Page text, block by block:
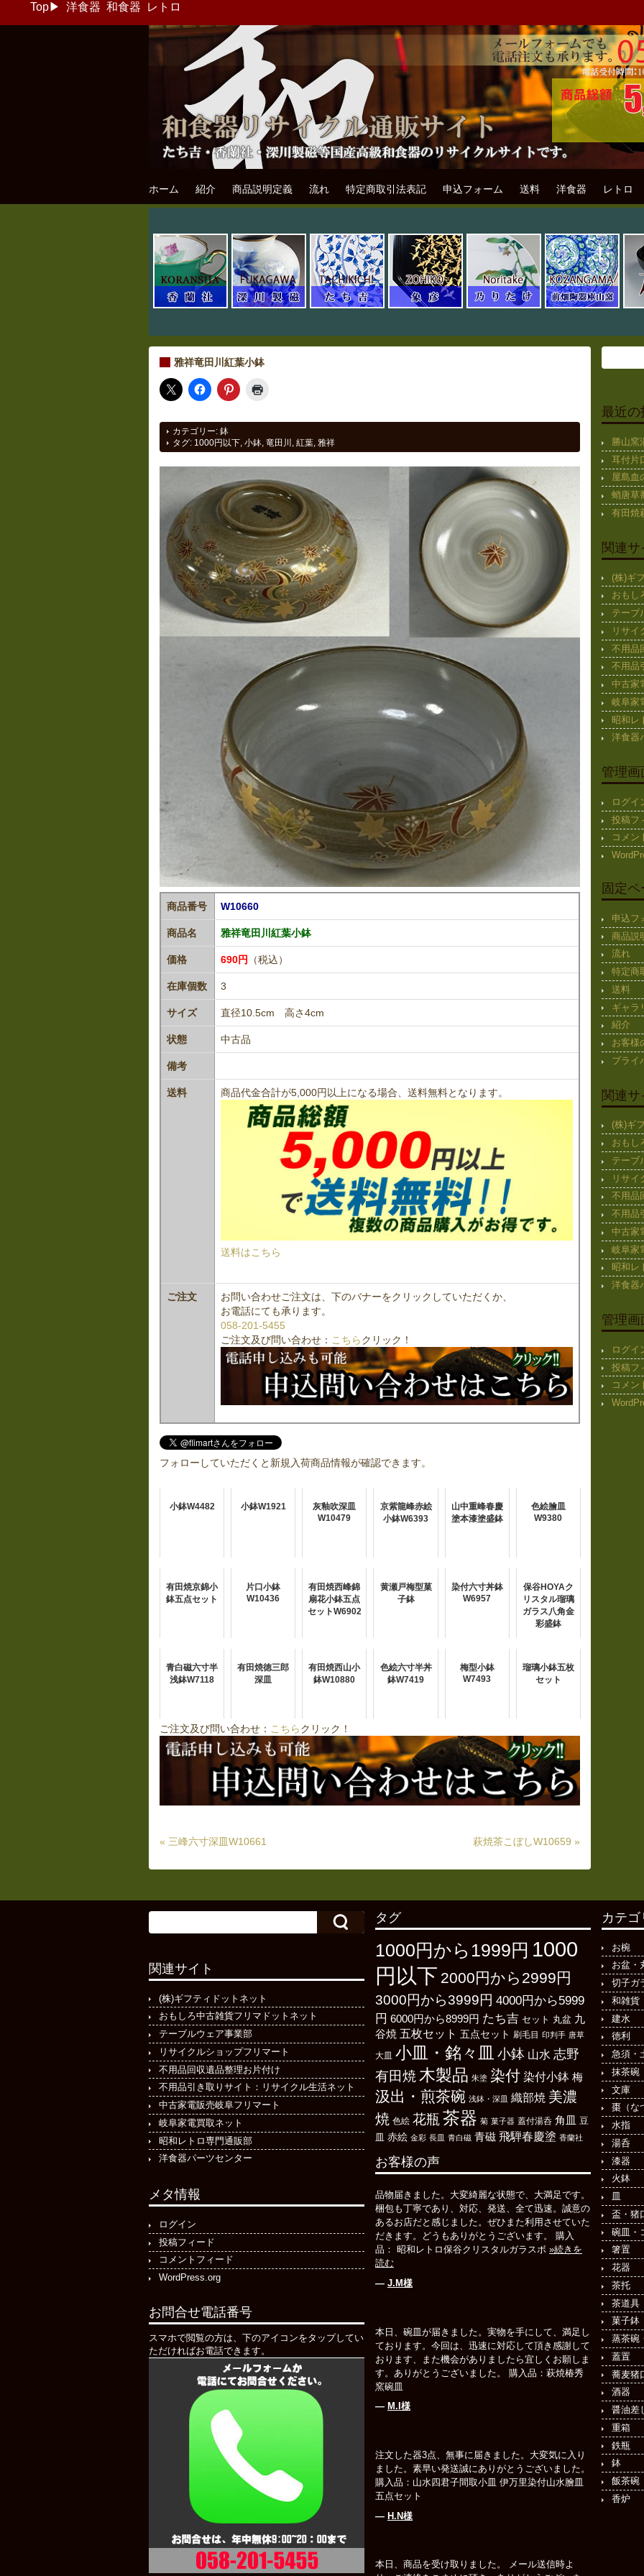
Top▶ 洋食器 和食器 レトロ
和食器リサイクル通販専門店フリマート
たち吉・香蘭社・深川製磁等の和食器リサイクル通販サイトです。
ホーム 紹介 商品説明定義 流れ 特定商取引法表記 申込フォーム 送料 洋食器 レトロ
雅祥竜田川紅葉小鉢
カテゴリー: 鉢
タグ: 1000円以下 小鉢 竜田川 紅葉 雅祥
商品番号 W10660
商品名 雅祥竜田川紅葉小鉢
価格 690円 （税込）
在庫個数 3
サイズ 直径10.5cm 高さ4cm
状態 中古品
備考
送料 商品代金合計が5,000円以上になる場合、送料無料となります。
送料はこちら
ご注文
お問い合わせご注文は、下のバナーをクリックしていただくか、
お電話にても承ります。
058-201-5455
ご注文及び問い合わせ： こちらクリック！
フォローしていただくと新規入荷商品情報が確認できます。
小鉢W4482 小鉢W1921
灰釉吹深皿
W10479
京紫龍峰赤絵
小鉢W6393
山中重峰春慶
塗本漆塗盛鉢
色絵膾皿
W9380
有田焼京錦小
鉢五点セット
片口小鉢
W10436
有田焼西峰錦
扇花小鉢五点
セットW6902
黄瀬戸梅型菓
子鉢
染付六寸丼鉢
W6957
保谷HOYAク
リスタル瑠璃
ガラス八角金
彩盛鉢
青白磁六寸半
浅鉢W7118
有田焼徳三郎
深皿
有田焼西山小
鉢W10880
色絵六寸半丼
鉢W7419
梅型小鉢
W7493
瑠璃小鉢五枚
セット
ご注文及び問い合わせ： こちらクリック！
« 三峰六寸深皿W10661 萩焼茶こぼしW10659 »
最近の
勝山窯
耳付片
屋島血
蛸唐草
有田焼
関連サ
(株)ギ
おもし
テーブ
リサイ
不用品
不用品
中古家
岐阜家
昭和レ
洋食器
管理画
ログイ
投稿フ
コメン
固定
申込フ
商品説
流れ
特定商
送料
ギャラ
紹介
お客様
プライ
関連サ
(株)ギ
おもし
テーブ
リサイ
不用品
不用品
中古家
岐阜家
昭和レ
洋食器
管理画
ログイ
投稿フ
コメン
タグ
1000円から1999円 1000
円以下 2000円から2999円
3000円から3999円 4000円から5999
円 6000円から8999円 たち吉 セット 丸盆 九
谷焼 五枚セット 五点セット 刷毛目 印判手 唐草
大皿 小皿・銘々皿 小鉢 山水 志野
有田焼 木製品 朱塗 染付 染付小鉢 梅
汲出・煎茶碗 浅鉢・深皿 織部焼 美濃
焼 色絵 花瓶 茶器 菊 菓子器 蓋付湯呑 角皿 豆
皿 赤絵 金彩 長皿 青白磁 青磁 飛騨春慶塗 香蘭社
カテゴ
お椀
お盆・
切子ガ
和雑貨
建水
徳利
急須・
抹茶碗
文庫
棗（な
水指
湯呑
漆器
火鉢
皿
盃・猪
碗皿・
箸置
花器
茶托
茶道具
菓子鉢
蒸茶碗
蓋置
蕎麦猪
酒器
醤油差
重箱
鉄瓶
鉢
飯茶碗
香炉
関連サイト
(株)ギフティドットネット
おもしろ中古雑貨フリマドットネット
テーブルウェア事業部
リサイクルショップフリマート
不用品回収遺品整理お片付け
不用品引き取りサイト：リサイクル生活ネット
中古家電販売岐阜フリマート
岐阜家電買取ネット
昭和レトロ専門通販部
洋食器パーツセンター
お客様の声
品物届きました。大変綺麗な状態で、大満足です。
梱包も丁寧であり、対応、発送、全て迅速。誠意の
あるお店だと感じました。ぜひまた利用させていた
だきます。どうもありがとうございます。 購入
品： 昭和レトロ保谷クリスタルガラスボ »続きを
読む
― J.M様
本日、碗皿が届きました。実物を手にして、満足し
ております。今回は、迅速に対応して頂き感謝して
おります、また機会がありましたら宜しくお願しま
す。ありがとうございました。 購入品：萩焼椿秀
窯碗皿
― M.I様
注文した器3点、無事に届きました。大変気に入り
ました。素早い発送誠にありがとうございました。
購入品：山水四君子間取小皿 伊万里染付山水膾皿
五点セット
― H.N様
本日、商品を受け取りました。 メール送信時よ
メタ情報
ログイン
投稿フィード
コメントフィード
WordPress.org
お問合せ電話番号
スマホで閲覧の方は、下のアイコンをタップしてい
ただければお電話できます。